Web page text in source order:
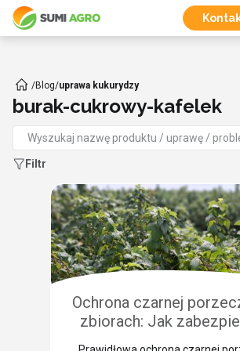
/Blog/uprawa kukurydzy
burak-cukrowy-kafelek
Filtr
Ochrona czarnej
zbiorach: Jak
plantację przed